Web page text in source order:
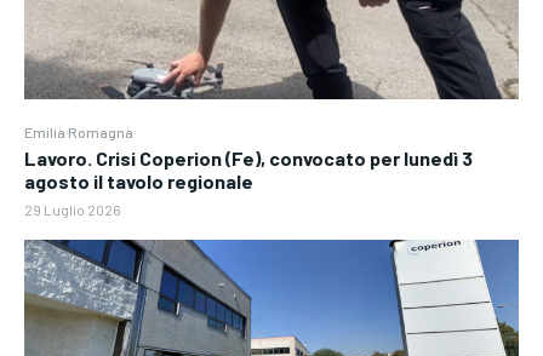
Emilia Romagna
Lavoro. Crisi Coperion (Fe), convocato per lunedì 3
agosto il tavolo regionale
29 Luglio 2026